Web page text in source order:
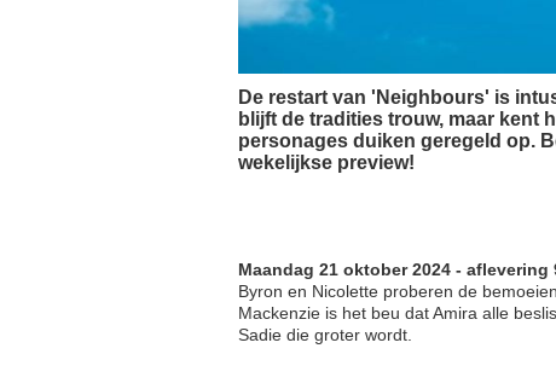
De restart van 'Neighbours' is
blijft de tradities trouw, maar kent
personages duiken geregeld op.
wekelijkse preview!
Maandag 21 oktober 2024 - aflevering
Byron en Nicolette proberen de
Mackenzie is het beu dat Amira alle
Sadie die groter wordt.